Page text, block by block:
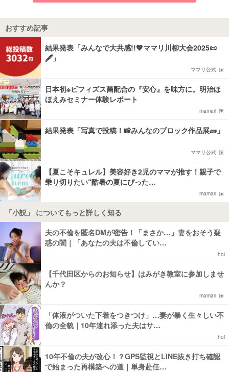
おすすめ記事
結果発表「みんなで大共感!!💖ママリ川柳大会2025📜
🖋️」
ママリ公式
日本初※ビフィズス菌配合の『安心』を味方に。明治ほ
ほえみセミナー体験レポート
mamari
結果発表「写真で投稿！📸みんなのブロック作品展🧱」
ママリ公式
【夏こそキュレル】美容好き2児のママが推す！親子で
乗り切りたい“酷暑の夏にぴった…
mamari
「小説」 についてもっと詳しく知る
夫の不倫を匿名DMが密告！「まさか…」妻をおそう疑
惑の闇｜「あなたの夫は不倫してい…
hoi
【千代田区からのお知らせ】はみがき教室に参加しませ
んか？
mamari
「体液がついた下着をつきつけ」…妻が暴く生々しい不
倫の全貌｜10年連れ添った夫はサ…
hoi
10年不倫の夫が改心！？GPS監視とLINE抜き打ち確認
で始まった再構築への道｜単身赴任…